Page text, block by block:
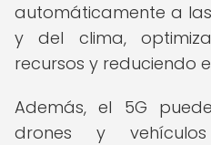
automáticamente a
y del clima,
recursos y reduciendo
Además, el 5G
drones y